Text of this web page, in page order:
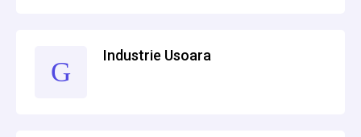
Industrie Usoara